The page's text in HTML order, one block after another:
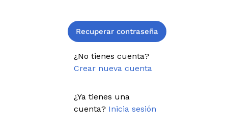
¿No tienes cuenta?
Crear nueva cuenta
¿Ya tienes una
cuenta? Inicia sesión